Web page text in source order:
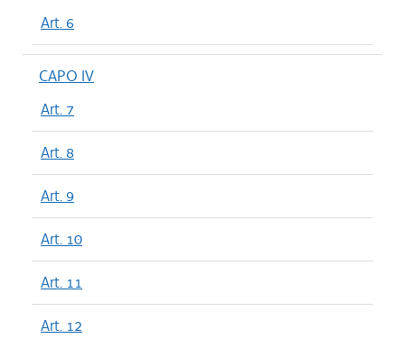
Art. 6
CAPO IV
Art. 7
Art. 8
Art. 9
Art. 10
Art. 11
Art. 12